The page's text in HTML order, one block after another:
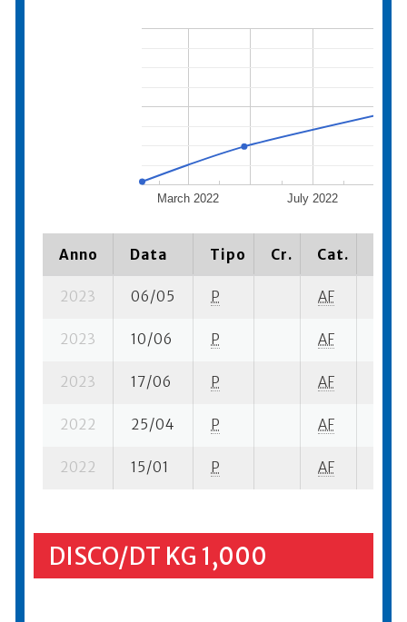
March 2022 July 2022
Anno Data Tipo Cr. Cat.
2023 06/05 P AF
2023 10/06 P AF
2023 17/06 P AF
2022 25/04 P AF
2022 15/01 P AF
DISCO/DT KG 1,000